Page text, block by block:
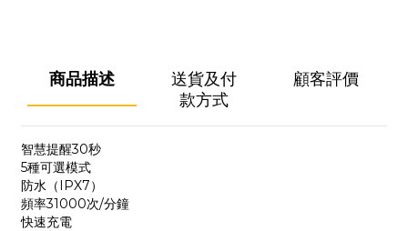
商品描述
送貨及付
款方式
顧客評價
智慧提醒30秒
5種可選模式
防水（IPX7）
頻率31000次/分鐘
快速充電